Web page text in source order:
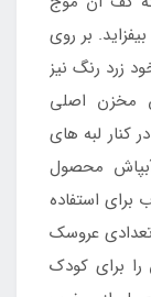
بر روی
زرد رنگ نیز
مخزن اصلی
کنار لبه های
محصول
برای استفاده
عروسک
را برای کودک